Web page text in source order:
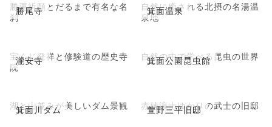
勝尾寺
勝運祈願とだるまで有名な名
刹
箕面温泉
自然に癒される北摂の名湯温
泉地
瀧安寺
宝くじ発祥と修験道の歴史寺
院
箕面公園昆虫館
自然の中で学べる昆虫の世界
箕面川ダム
湖と山並みが美しいダム景観 萱野三平旧邸
赤穂浪士ゆかりの武士の旧邸